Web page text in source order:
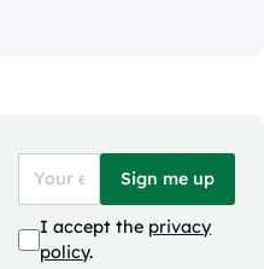
Sign me up
I accept the privacy
policy.